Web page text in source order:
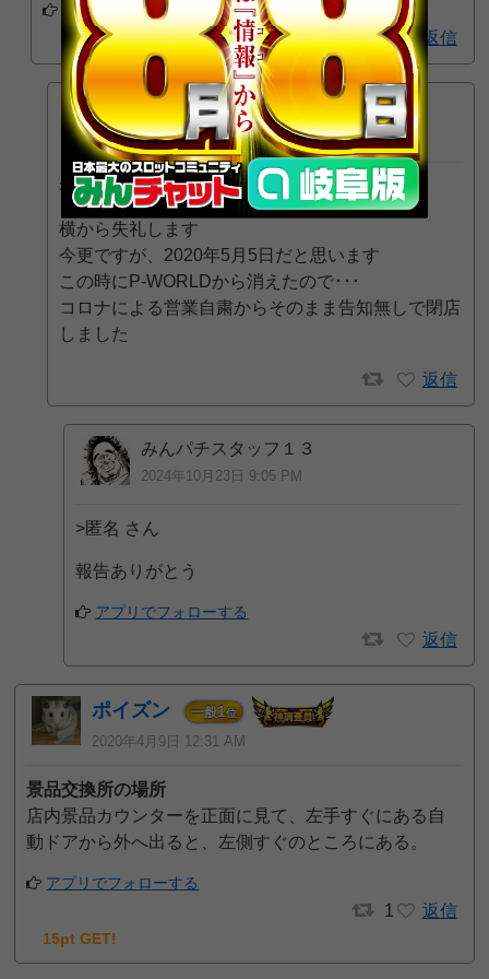
アプリでフォローする
1 返信
匿名
2024年10月23日 3:05 PM
>みんパチスタッフ８ さん
横から失礼します
今更ですが、2020年5月5日だと思います
この時にP-WORLDから消えたので･･･
コロナによる営業自粛からそのまま告知無しで閉店
しました
返信
みんパチスタッフ１３
2024年10月23日 9:05 PM
>匿名 さん
報告ありがとう
アプリでフォローする
返信
ポイズン 一般1位
2020年4月9日 12:31 AM
景品交換所の場所
店内景品カウンターを正面に見て、左手すぐにある自
動ドアから外へ出ると、左側すぐのところにある。
アプリでフォローする
1 返信
15pt GET!